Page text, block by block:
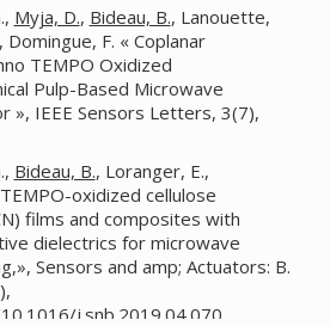
Myja, D., Bideau, B., Lanouette,
Domingue, F. « Coplanar
TEMPO Oxidized
Pulp-Based Microwave
», IEEE Sensors Letters, 3(7),
Bideau, B., Loranger, E.,
oxidized cellulose
films and composites with
dielectrics for microwave
Sensors and amp; Actuators: B.
j.snb.2019.04.070.